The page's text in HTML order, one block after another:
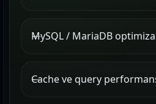
MySQL / MariaDB
Cache ve query